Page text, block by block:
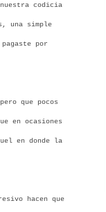
codicia
una simple
por
que pocos
en ocasiones
en donde la
hacen que